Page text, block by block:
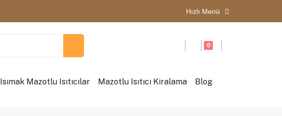
Hızlı Menü
0
Isımak Mazotlu Isıtıcılar Mazotlu Isıtıcı Kiralama Blog